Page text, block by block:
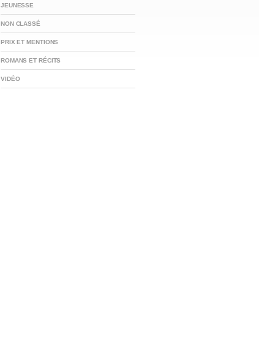
JEUNESSE
NON CLASSÉ
PRIX ET MENTIONS
ROMANS ET RÉCITS
VIDÉO